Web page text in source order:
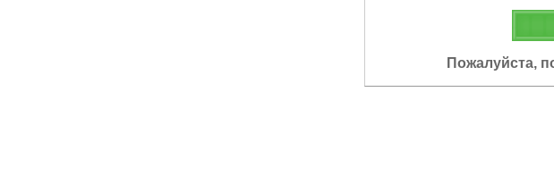
Пожалуйста,